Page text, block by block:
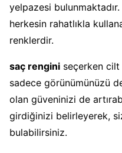
yelpazesi
herkesin rahatlıkla
renklerdir.
saç rengini seçerken cilt
sadece görünümünüzü
olan güveninizi de
girdiğinizi belirleyerek,
bulabilirsiniz.